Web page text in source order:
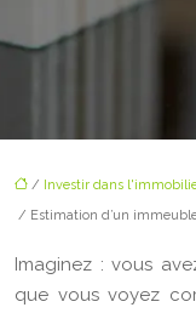
/ Investir dans
/ Estimation d’un
Imaginez : vous
que vous voyez